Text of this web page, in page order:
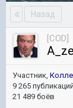
Назад
[COD]
Участник,
9 265 публикаций
21 489 боёв